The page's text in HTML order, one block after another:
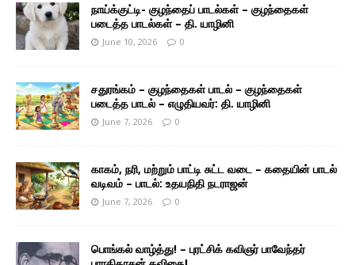
நாய்க்குட்டி- குழந்தைப் பாடல்கள் – குழந்தைகள்
படைத்த பாடல்கள் – தி. யாழினி
June 10, 2026 0
சதுரங்கம் – குழந்தைகள் பாடல் – குழந்தைகள்
படைத்த பாடல் – எழுதியவர்: தி. யாழினி
June 7, 2026 0
காகம், நரி, மற்றும் பாட்டி சுட்ட வடை – கதையின் பாடல்
வடிவம் – பாடல்: உதயநிதி நடராஜன்
June 7, 2026 0
பொங்கல் வாழ்த்து! – புரட்சிக் கவிஞர் பாவேந்தர்